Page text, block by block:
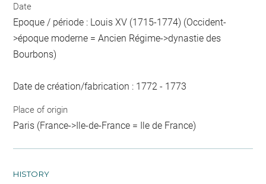
Date
Epoque / période : Louis XV (1715-1774) (Occident-
>époque moderne = Ancien Régime->dynastie des
Bourbons)
Date de création/fabrication : 1772 - 1773
Place of origin
Paris (France->Ile-de-France = Ile de France)
HISTORY